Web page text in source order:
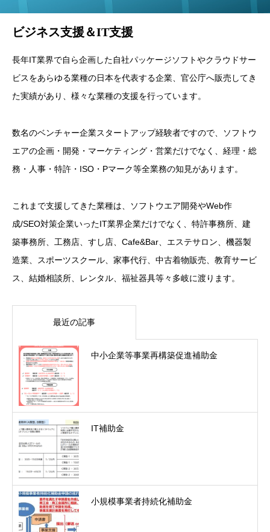
ビジネス支援＆IT支援
長年IT業界で自ら企画した自社パッケージソフトやクラウドサー
ビスをあらゆる業種の日本を代表する企業、官公庁へ販売してき
た実績があり、様々な業種の支援を行っています。
数名のベンチャー企業スタートアップ経験者ですので、ソフトウ
エアの企画・開発・マーケティング・営業だけでなく、経理・総
務・人事・特許・ISO・Pマーク等全業務の知見があります。
これまで支援してきた業種は、ソフトウエア開発やWeb作
成/SEO対策企業いったIT業界企業だけでなく、特許事務所、建
築事務所、工務店、すし店、Cafe&Bar、エステサロン、機器製
造業、スポーツスクール、家事代行、中古着物販売、教育サービ
ス、結婚相談所、レンタル、福祉器具等々多岐に渡ります。
最近の記事
中小企業等事業再構築促進補助金
IT補助金
小規模事業者持続化補助金